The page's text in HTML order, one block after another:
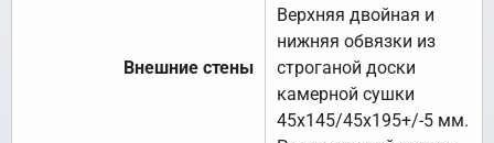
Внешние стены
Верхняя двойная и
нижняя обвязки из
строганой доски
камерной сушки
45х145/45х195+/-5 мм.